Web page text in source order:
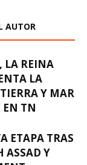
AUTOR
LA REINA
LA
Y MAR
EN TN
ETAPA TRAS
ASSAD Y